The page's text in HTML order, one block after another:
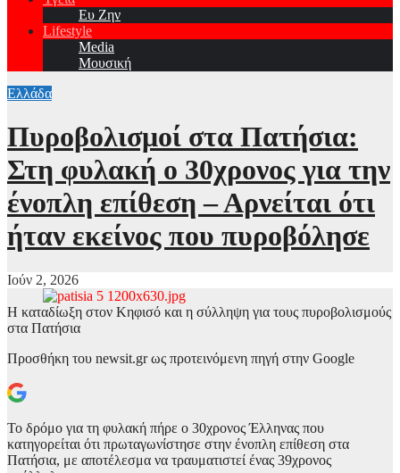
Ευ Ζην
Lifestyle
Media
Μουσική
Ελλάδα
Πυροβολισμοί στα Πατήσια:
Στη φυλακή ο 30χρονος για την
ένοπλη επίθεση – Αρνείται ότι
ήταν εκείνος που πυροβόλησε
Ιούν 2, 2026
Η καταδίωξη στον Κηφισό και η σύλληψη για τους πυροβολισμούς
στα Πατήσια
Προσθήκη του newsit.gr ως προτεινόμενη πηγή στην Google
Το δρόμο για τη φυλακή πήρε ο 30χρονος Έλληνας που
κατηγορείται ότι πρωταγωνίστησε στην ένοπλη επίθεση στα
Πατήσια, με αποτέλεσμα να τραυματιστεί ένας 39χρονος